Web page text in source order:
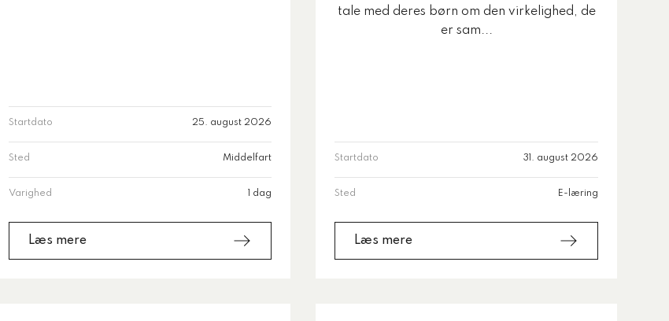
Startdato 25. august 2026
Sted Middelfart
Varighed 1 dag
Læs mere
tale med deres børn om den virkelighed, de
er sam...
Startdato 31. august 2026
Sted E-læring
Læs mere